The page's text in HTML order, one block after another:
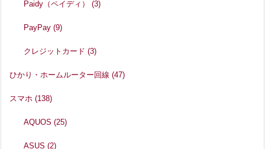
Paidy（ペイディ）(3)
PayPay(9)
クレジットカード(3)
ひかり・ホームルーター回線 (47)
スマホ (138)
AQUOS(25)
ASUS(2)